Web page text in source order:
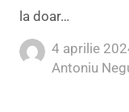
la doar…
4 aprilie
Author
Antoniu